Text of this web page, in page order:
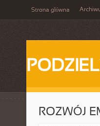
Strona główna
ROZWÓJ